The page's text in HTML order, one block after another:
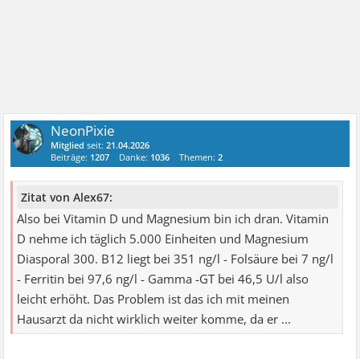
NeonPixie
Mitglied seit:21.04.2026
Beiträge: 1207 Danke: 1036 Themen:2
Zitat von Alex67:
Also bei Vitamin D und Magnesium bin ich dran. Vitamin
D nehme ich täglich 5.000 Einheiten und Magnesium
Diasporal 300. B12 liegt bei 351 ng/l - Folsäure bei 7 ng/l
- Ferritin bei 97,6 ng/l - Gamma -GT bei 46,5 U/l also
leicht erhöht. Das Problem ist das ich mit meinen
Hausarzt da nicht wirklich weiter komme, da er ...